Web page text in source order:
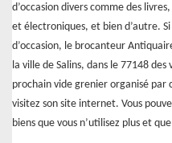
d’occasion divers comme des
et électroniques, et bien d’autre.
d’occasion, le brocanteur
la ville de Salins, dans le 77148
prochain vide grenier organisé par
visitez son site internet. Vous
biens que vous n’utilisez plus et